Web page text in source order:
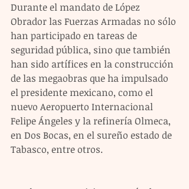
Durante el mandato de López
Obrador las Fuerzas Armadas no sólo
han participado en tareas de
seguridad pública, sino que también
han sido artífices en la construcción
de las megaobras que ha impulsado
el presidente mexicano, como el
nuevo Aeropuerto Internacional
Felipe Ángeles y la refinería Olmeca,
en Dos Bocas, en el sureño estado de
Tabasco, entre otros.